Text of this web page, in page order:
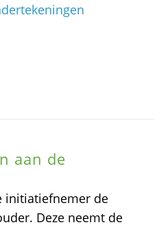
aan de
initiatiefnemer de
Deze neemt de